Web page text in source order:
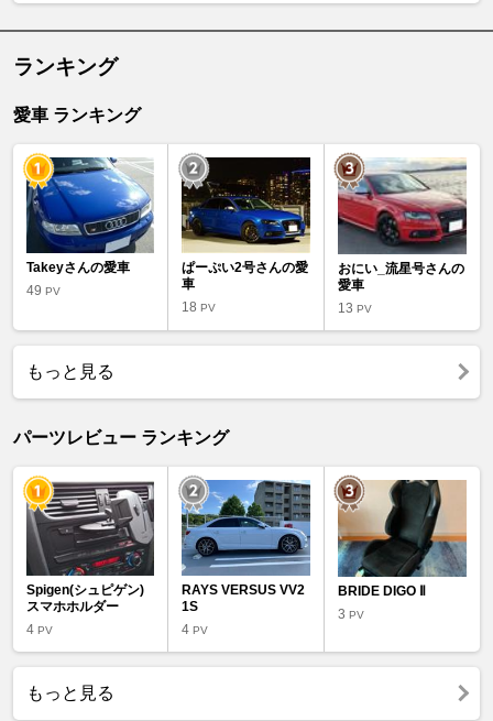
ランキング
愛車 ランキング
Takeyさんの愛車
49 PV
ぱーぷい2号さんの愛
車
18PV
おにい_流星号さんの
愛車
13 PV
もっと見る
パーツレビュー ランキング
Spigen(シュピゲン)
スマホホルダー
4 PV
RAYS VERSUS VV2
1S
4PV
BRIDE DIGO Ⅱ
3 PV
もっと見る